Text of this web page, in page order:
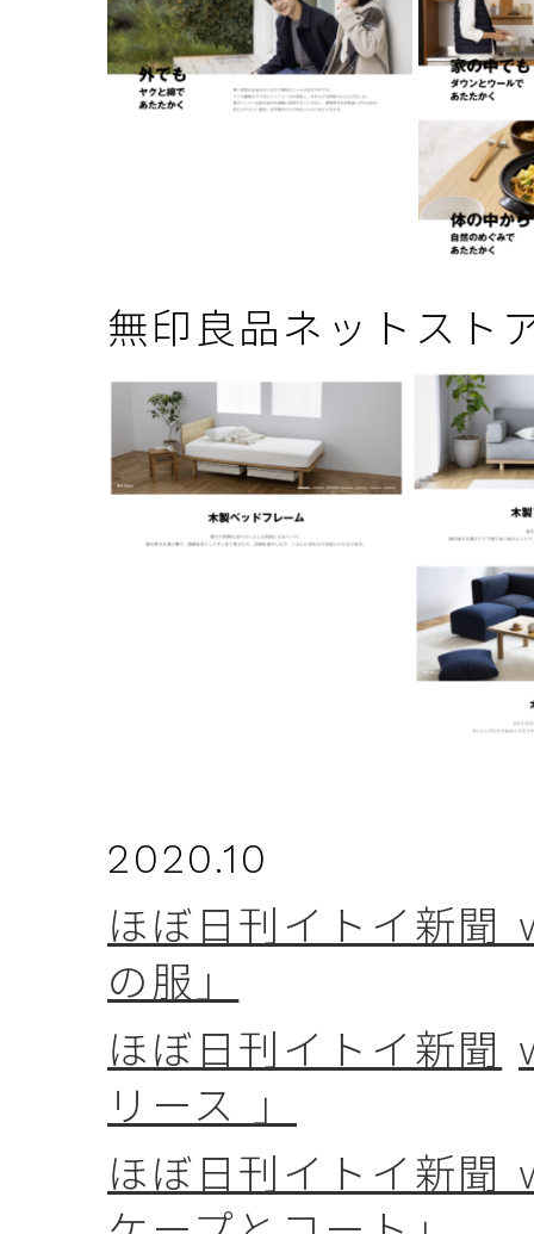
無印良品ネットスト
2020.10
ほぼ日刊イトイ新
の服」
ほぼ日刊イトイ新聞
リース 」
ほぼ日刊イトイ新聞